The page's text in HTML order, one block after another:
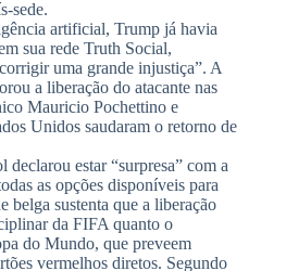
sede.
artificial, Trump já havia
sua rede Truth Social,
uma grande injustiça”. A
a liberação do atacante nas
Mauricio Pochettino e
Unidos saudaram o retorno de
estar “surpresa” com a
as opções disponíveis para
belga sustenta que a liberação
da FIFA quanto o
do Mundo, que preveem
vermelhos diretos. Segundo